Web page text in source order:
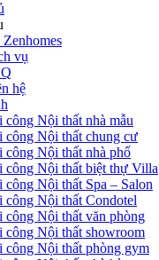
vụ
hệ
công Nội thất nhà mẫu
công Nội thất chung cư
công Nội thất nhà phố
công Nội thất biệt thự Villa
công Nội thất Spa – Salon
công Nội thất Condotel
công Nội thất văn phòng
công Nội thất showroom
công Nội thất phòng gym